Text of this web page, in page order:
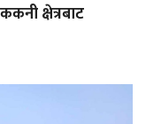
क्षेत्रबाट